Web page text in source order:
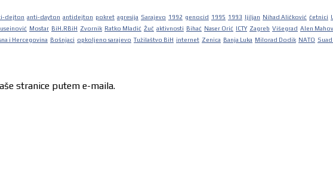
dejton anti-dayton antidejton pokret agresija Sarajevo 1992 genocid 1995 1993 ljiljan Nihad Aličković četnici
Mostar BiH.RBiH Zvornik Ratko Mladić Žuč aktivnosti Bihać Naser Orić ICTY Zagreb Višegrad Alen
i Hercegovina Bošnjaci opkoljeno sarajevo Tužilaštvo BiH internet Zenica Banja Luka Milorad Dodik NATO
stranice putem e-maila.